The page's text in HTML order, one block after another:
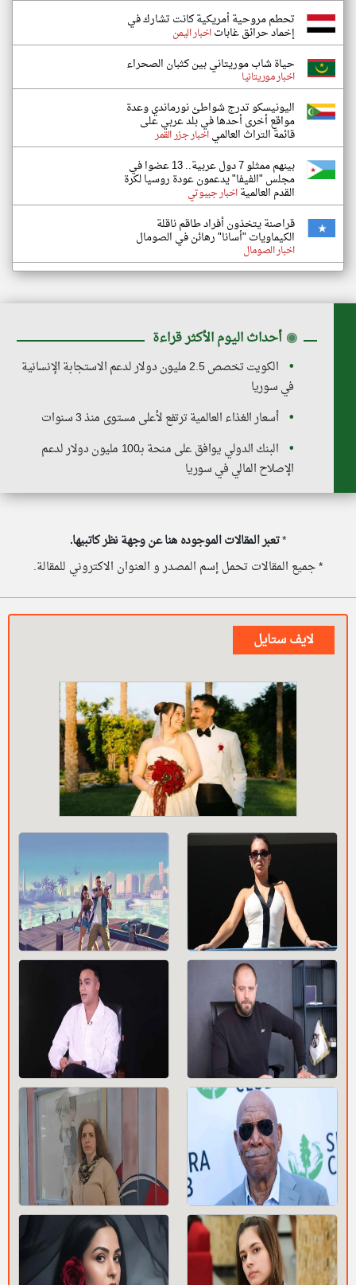
تحطم مروحية أمريكية كانت تشارك في
إخماد حرائق غاباتاخبار اليمن
حياة شاب موريتاني بين كثبان الصحراء
اخبار موريتانيا
اليونيسكو تدرج شواطئ نورماندي وعدة
مواقع أخرى أحدها في بلد عربي على
قائمة التراث العالمياخبار جزر القمر
بينهم ممثلو 7 دول عربية.. 13 عضوا في
مجلس "الفيفا" يدعمون عودة روسيا لكرة
القدم العالميةاخبار جيبوتي
قراصنة يتخذون أفراد طاقم ناقلة
الكيماويات "أسانا" رهائن في الصومال
اخبار الصومال
◉ أحداث اليوم الأكثر قراءة
الكويت تخصص 2.5 مليون دولار لدعم الاستجابة الإنسانية
في سوريا
أسعار الغذاء العالمية ترتفع لأعلى مستوى منذ 3 سنوات
البنك الدولي يوافق على منحة بـ100 مليون دولار لدعم
الإصلاح المالي في سوريا
*تعبر المقالات الموجوده هنا عن وجهة نظر كاتبيها.
* جميع المقالات تحمل إسم المصدر و العنوان الاكتروني للمقالة.
لايف ستايل